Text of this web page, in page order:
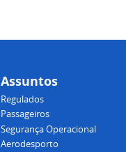
Assuntos
Regulados
Passageiros
Segurança Operacional
Aerodesporto